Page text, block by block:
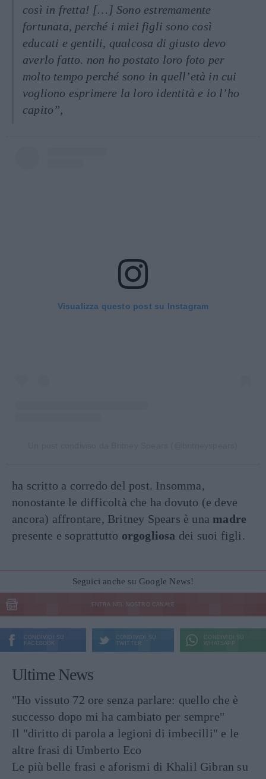
così in fretta! […] Sono estremamente
fortunata, perché i miei figli sono così
educati e gentili, qualcosa di giusto devo
averlo fatto. non ho postato loro foto per
molto tempo perché sono in quell’età in cui
vogliono esprimere la loro identità e io l’ho
capito”,
Visualizza questo post su Instagram
ha scritto a corredo del post. Insomma,
nonostante le difficoltà che ha dovuto (e deve
ancora) affrontare, Britney Spears è una madre
presente e soprattutto orgogliosa dei suoi figli.
Seguici anche su Google News!
ENTRA NEL NOSTRO CANALE
CONDIVIDI SU
FACEBOOK
CONDIVIDI SU
TWITTER
CONDIVIDI SU
WHATSAPP
Ultime News
"Ho vissuto 72 ore senza parlare: quello che è
successo dopo mi ha cambiato per sempre"
Il "diritto di parola a legioni di imbecilli" e le
altre frasi di Umberto Eco
Le più belle frasi e aforismi di Khalil Gibran su